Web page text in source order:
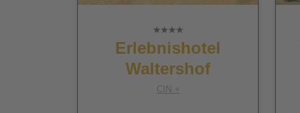
Erlebnishotel
Waltershof
CIN +